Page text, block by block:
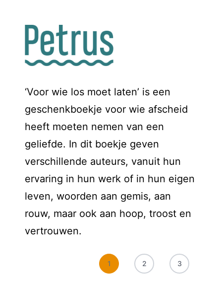
‘Voor wie los moet laten’ is een
geschenkboekje voor wie afscheid
heeft moeten nemen van een
geliefde. In dit boekje geven
verschillende auteurs, vanuit hun
ervaring in hun werk of in hun eigen
leven, woorden aan gemis, aan
rouw, maar ook aan hoop, troost en
vertrouwen.
1 2 3